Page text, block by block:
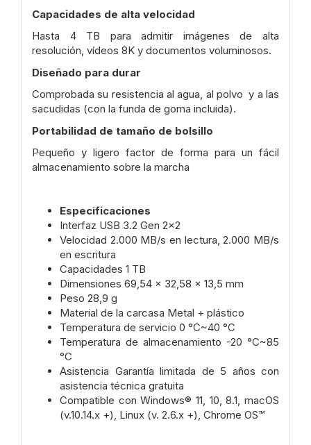
Capacidades de alta velocidad
Hasta 4 TB para admitir imágenes de alta
resolución, vídeos 8K y documentos voluminosos.
Diseñado para durar
Comprobada su resistencia al agua, al polvo y a las
sacudidas (con la funda de goma incluida).
Portabilidad de tamaño de bolsillo
Pequeño y ligero factor de forma para un fácil
almacenamiento sobre la marcha
Especificaciones
Interfaz USB 3.2 Gen 2x2
Velocidad 2.000 MB/s en lectura, 2.000 MB/s
en escritura
Capacidades 1 TB
Dimensiones 69,54 x 32,58 x 13,5 mm
Peso 28,9 g
Material de la carcasa Metal + plástico
Temperatura de servicio 0 °C~40 °C
Temperatura de almacenamiento -20 °C~85
°C
Asistencia Garantía limitada de 5 años con
asistencia técnica gratuita
Compatible con Windows® 11, 10, 8.1, macOS
(v.10.14.x +), Linux (v. 2.6.x +), Chrome OS™